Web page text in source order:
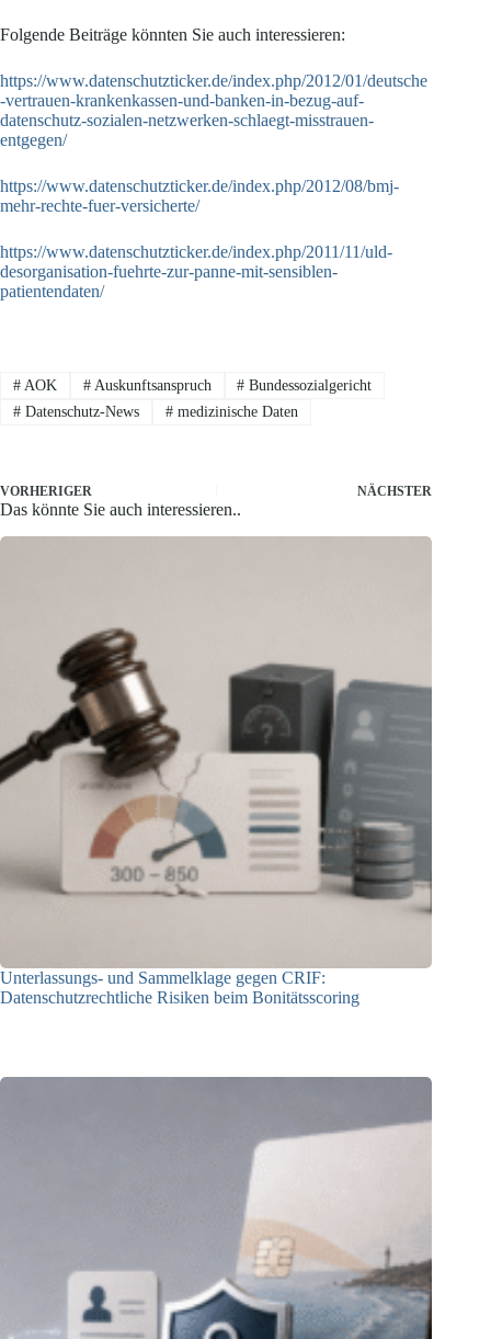
Folgende Beiträge könnten Sie auch interessieren:
https://www.datenschutzticker.de/index.php/2012/01/deutsche
-vertrauen-krankenkassen-und-banken-in-bezug-auf-
datenschutz-sozialen-netzwerken-schlaegt-misstrauen-
entgegen/
https://www.datenschutzticker.de/index.php/2012/08/bmj-
mehr-rechte-fuer-versicherte/
https://www.datenschutzticker.de/index.php/2011/11/uld-
desorganisation-fuehrte-zur-panne-mit-sensiblen-
patientendaten/
#AOK #Auskunftsanspruch # Bundessozialgericht
#Datenschutz-News #medizinische Daten
VORHERIGER NÄCHSTER
Das könnte Sie auch interessieren..
Unterlassungs- und Sammelklage gegen CRIF:
Datenschutzrechtliche Risiken beim Bonitätsscoring